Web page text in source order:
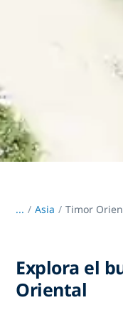
... / Asia Timor
Explora el
Oriental